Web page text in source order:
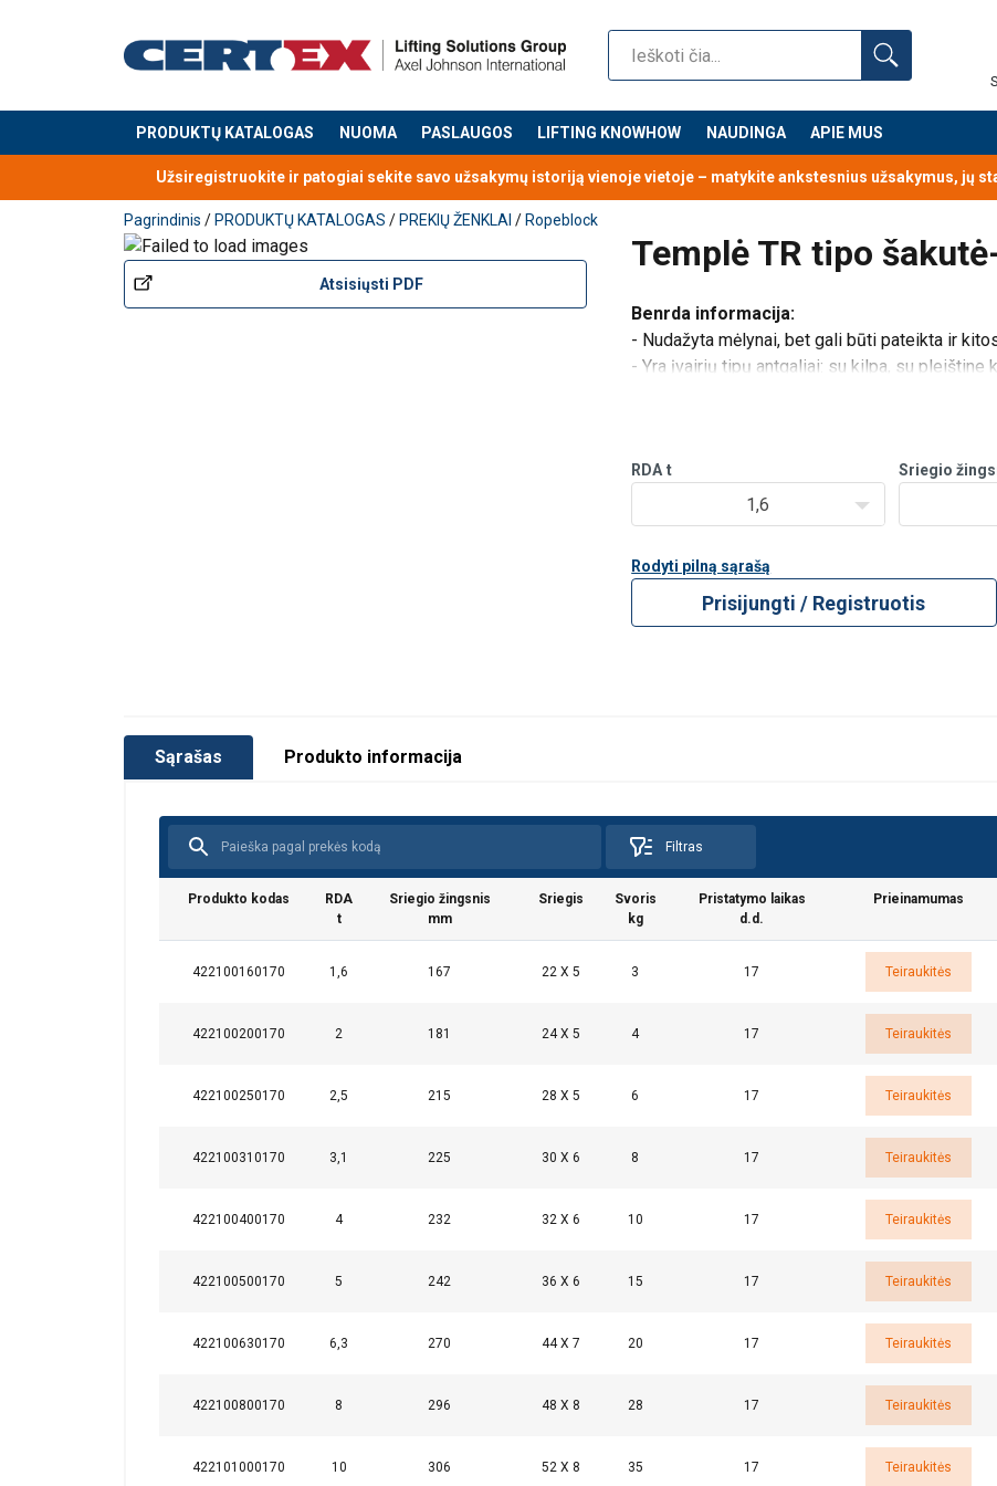
PRODUKTŲ KATALOGAS NUOMA PASLAUGOS LIFTING KNOWHOW NAUDINGA APIE MUS
Produktas buvo pridėtas prie jūsų užklausos
Užsiregistruokite ir patogiai sekite savo užsakymų istoriją vienoje vietoje – matykite ankstesnius užsakymus, jų
Pagrindinis / PRODUKTŲ KATALOGAS / PREKIŲ ŽENKLAI / Ropeblock
Templė TR tipo
Atsisiųsti PDF
Benrda informacija:
- Nudažyta mėlynai, bet gali būti pateikta ir
- Yra įvairių tipų antgaliai: su kilpa, su pleištine
RDA t
1,6
Sriegio
Rodyti pilną sąrašą
Prisijungti / Registruotis
Sąrašas Produkto informacija
Filtras
Produkto kodas
RDA
t
Sriegio žingsnis
mm
Sriegis
Svoris
kg
Pristatymo laikas
d.d.
Prieinamumas
422100160170 1,6 167 22 X 5 3 17 Teiraukitės
422100200170 2 181 24 X 5 4 17 Teiraukitės
422100250170 2,5 215 28 X 5 6 17 Teiraukitės
422100310170 3,1 225 30 X 6 8 17 Teiraukitės
422100400170 4 232 32 X 6 10 17 Teiraukitės
422100500170 5 242 36 X 6 15 17 Teiraukitės
422100630170 6,3 270 44 X 7 20 17 Teiraukitės
422100800170 8 296 48 X 8 28 17 Teiraukitės
422101000170 10 306 52 X 8 35 17 Teiraukitės
Atsargos koeficientas: